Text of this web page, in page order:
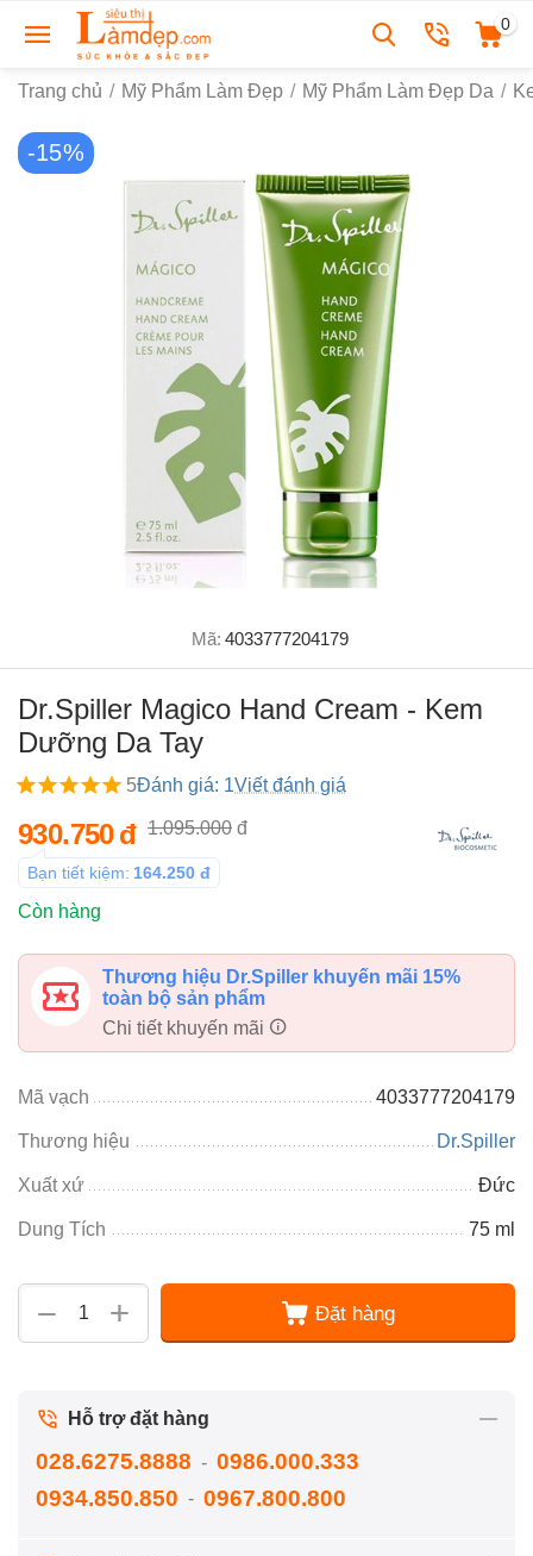
0
Trang chủ / Mỹ Phẩm Làm Đẹp / Mỹ Phẩm Làm Đẹp Da /
-15%
Mã: 4033777204179
Dr.Spiller Magico Hand Cream - Kem
Dưỡng Da Tay
5Đánh giá: 1Viết đánh giá
930.750đ 1.095.000 đ
Bạn tiết kiệm: 164.250 đ
Còn hàng
Thương hiệu Dr.Spiller khuyến mãi 15%
toàn bộ sản phẩm
Chi tiết khuyến mãi
Mã vạch 4033777204179
Thương hiệu Dr.Spiller
Xuất xứ Đức
Dung Tích 75 ml
+
− Đặt hàng
Hỗ trợ đặt hàng
028.6275.8888 - 0986.000.333
0934.850.850 - 0967.800.800